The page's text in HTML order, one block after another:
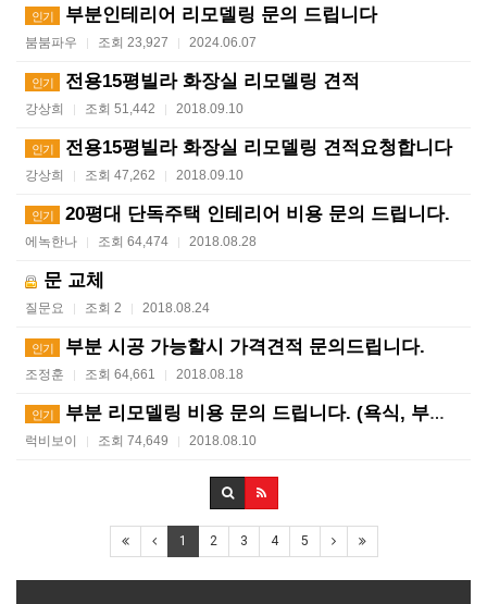
인기 부분인테리어 리모델링 문의 드립니다
붐붐파우 | 조회 23,927 | 2024.06.07
인기 전용15평빌라 화장실 리모델링 견적
강상희 | 조회 51,442 | 2018.09.10
인기 전용15평빌라 화장실 리모델링 견적요청합니다
강상희 | 조회 47,262 | 2018.09.10
인기 20평대 단독주택 인테리어 비용 문의 드립니다.
에녹한나 | 조회 64,474 | 2018.08.28
문 교체
질문요 | 조회 2 | 2018.08.24
인기 부분 시공 가능할시 가격견적 문의드립니다.
조정훈 | 조회 64,661 | 2018.08.18
인기 부분 리모델링 비용 문의 드립니다. (욕식, 부엌, 방…
럭비보이 | 조회 74,649 | 2018.08.10
1 2 3 4 5